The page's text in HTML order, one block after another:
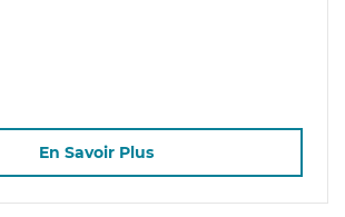
En Savoir Plus